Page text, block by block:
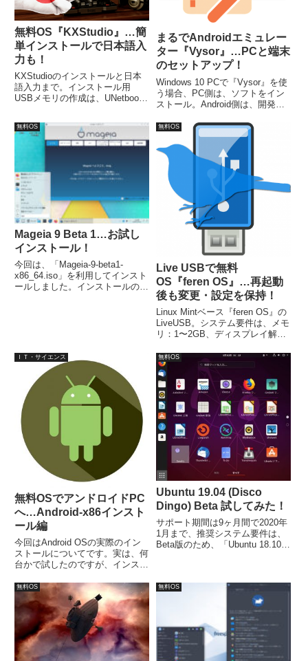
無料OS『KXStudio』…簡
単インストールで日本語入
力も！
KXStudioのインストールと日本
語入力まで。インストール用
USBメモリの作成は、UNetbootin
ます。ただ、ライブ起動で日本語
に設定しても、反映されませんで
したが、インストールすれば日本
まるでAndroidエミュレー
ター『Vysor』…PCと端末
のセットアップ！
Windows 10 PCで『Vysor』を使
う場合、PC側は、ソフトをイン
ストール。Android側は、開発者
モードの設定。USBケーブルで
双方をつなぎVysoraを起動する
と、設定画面が現れミラーリング
が可能になります。
無料OS
Mageia 9 Beta 1…お試し
インストール！
今回は、「Mageia-9-beta1-
x86_64.iso」を利用してインスト
ールしました。インストールの手
無料OS
Live USBで無料
OS『feren OS』…再起動
後も変更・設定を保持！
Linux Mintベース『feren OS』の
LiveUSB。システム要件は、メモ
リ：1〜2GB、ディスプレイ解像
す。設定保存できるLive USBに
するには、UNetbootinで作成し、
多少大きめのUSBメモリが必要
です。
ＩＴ・サイエンス
無料OSでアンドロイドPC
へ…Android-x86インスト
ール編
今回はAndroid OSの実際のイン
ストールについてです。実は、何
台かで試したのですが、インスト
ましたので、細かく手順を追って
いきたいと思います。今回は、
Android x-86 7.1-rc1 についてま
と...
無料OS
Ubuntu 19.04 (Disco
Dingo) Beta 試してみた！
サポート期間は9ヶ月間で2020年
1月まで、推奨システム要件は、
Beta版のため、「Ubuntu 18.10」
ハードディスク空き容量でよいか
無料OS 無料OS